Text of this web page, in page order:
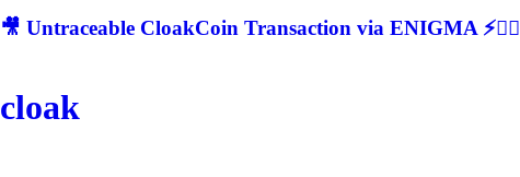
🎥 Untraceable CloakCoin Transaction via ENIGMA ⚡🕵‍♂
cloak